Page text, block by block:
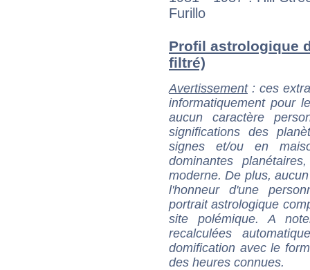
Furillo
Profil astrologique
filtré)
Avertissement: ces
informatiquement pour
aucun caractère
significations des
signes et/ou en
dominantes
moderne. De plus,
l'honneur d'une
portrait astrologique
site polémique. A
recalculées
domification avec le
des heures connues.